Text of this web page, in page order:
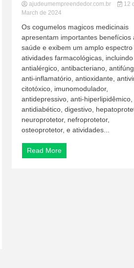
ajudeumempreendedor.com.br
12
March de 2024
Os cogumelos magicos medicinais
apresentam importantes benefícios
saúde e exibem um amplo espectro
atividades farmacológicas, incluindo
antialérgico, antibacteriano,
anti-inflamatório, antioxidante,
citotóxico, imunomodulador,
antidepressivo, anti-hiperlipidêmico,
antidiabético, digestivo,
neuroprotetor, nefroprotetor,
osteoprotetor, e atividades...
Read More